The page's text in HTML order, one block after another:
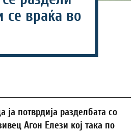
се враќа во
ја потврдија разделбата со
Агон Елези кој така по